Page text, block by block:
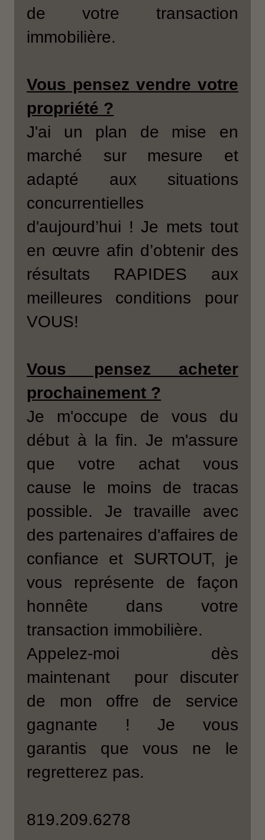
de votre transaction
immobilière.
Vous pensez vendre votre
propriété ?
J'ai un plan de mise en
marché sur mesure et
adapté aux situations
concurrentielles
d'aujourd’hui ! Je mets tout
en œuvre afin d’obtenir des
résultats RAPIDES aux
meilleures conditions pour
VOUS!
Vous pensez acheter
prochainement ?
Je m'occupe de vous du
début à la fin. Je m'assure
que votre achat vous
cause le moins de tracas
possible. Je travaille avec
des partenaires d'affaires de
confiance et SURTOUT, je
vous représente de façon
honnête dans votre
transaction immobilière.
Appelez-moi dès
maintenant pour discuter
de mon offre de service
gagnante ! Je vous
garantis que vous ne le
regretterez pas.
819.209.6278